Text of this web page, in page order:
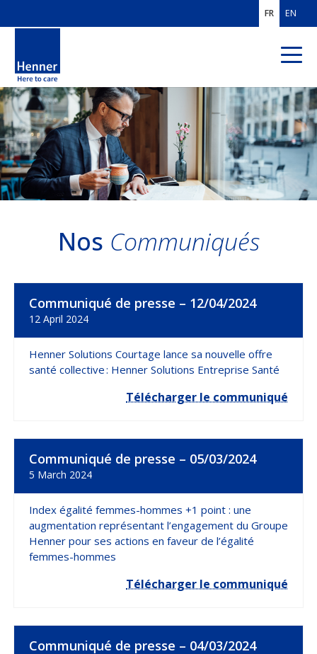
FR EN
QUI SOMMES-NOUS ?
EXPERTISES
MÉTIERS
SOLUTIONS PROS DE L'ASSURANCE
DÉCRYPTAGES
NOUSREJOINDRE
ASSURÉ
ORGANISATION INTERNATIONALE
CORRESPONDANT D’ENTREPRISE / RH
ESPACE RH GARANTIE OBSÈQUES
Nos Communiqués
Communiqué de presse – 12/04/2024
12 April 2024
Henner Solutions Courtage lance sa nouvelle offre
santé collective : Henner Solutions Entreprise Santé
Télécharger le communiqué
Communiqué de presse – 05/03/2024
5 March 2024
Index égalité femmes-hommes +1 point : une
augmentation représentant l’engagement du Groupe
Henner pour ses actions en faveur de l’égalité
femmes-hommes
Télécharger le communiqué
Communiqué de presse – 04/03/2024